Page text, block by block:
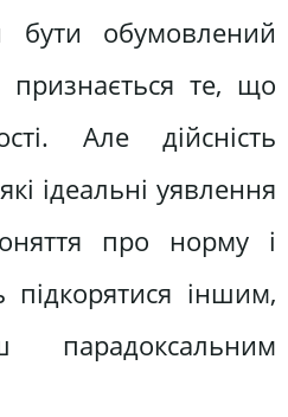
бути обумовлений
те, що
Але дійсність
ідеальні уявлення
про норму і
підкорятися іншим,
парадоксальним